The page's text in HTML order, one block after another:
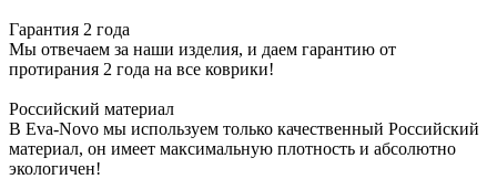
Гарантия 2 года
Мы отвечаем за наши изделия, и даем гарантию от
протирания 2 года на все коврики!
Российский материал
В Eva-Novo мы используем только качественный Российский
материал, он имеет максимальную плотность и абсолютно
экологичен!